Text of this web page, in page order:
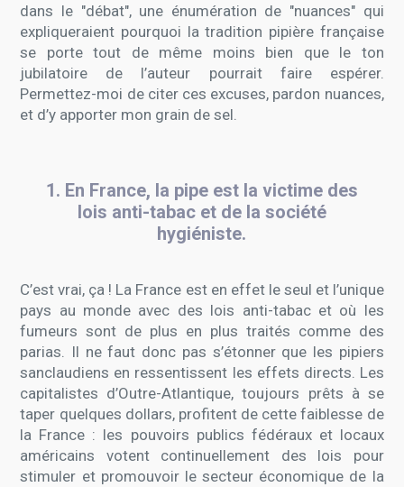
dans le "débat", une énumération de "nuances" qui
expliqueraient pourquoi la tradition pipière française
se porte tout de même moins bien que le ton
jubilatoire de l’auteur pourrait faire espérer.
Permettez-moi de citer ces excuses, pardon nuances,
et d’y apporter mon grain de sel.
1. En France, la pipe est la victime des
lois anti-tabac et de la société
hygiéniste.
C’est vrai, ça ! La France est en effet le seul et l’unique
pays au monde avec des lois anti-tabac et où les
fumeurs sont de plus en plus traités comme des
parias. Il ne faut donc pas s’étonner que les pipiers
sanclaudiens en ressentissent les effets directs. Les
capitalistes d’Outre-Atlantique, toujours prêts à se
taper quelques dollars, profitent de cette faiblesse de
la France : les pouvoirs publics fédéraux et locaux
américains votent continuellement des lois pour
stimuler et promouvoir le secteur économique de la